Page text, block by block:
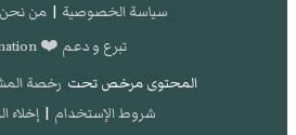
سياسة الخصوصية | من نحن
تبرع و دعم ❤️ donation
المحتوى مرخص تحت رخصة
شروط الإستخدام | إخلاء